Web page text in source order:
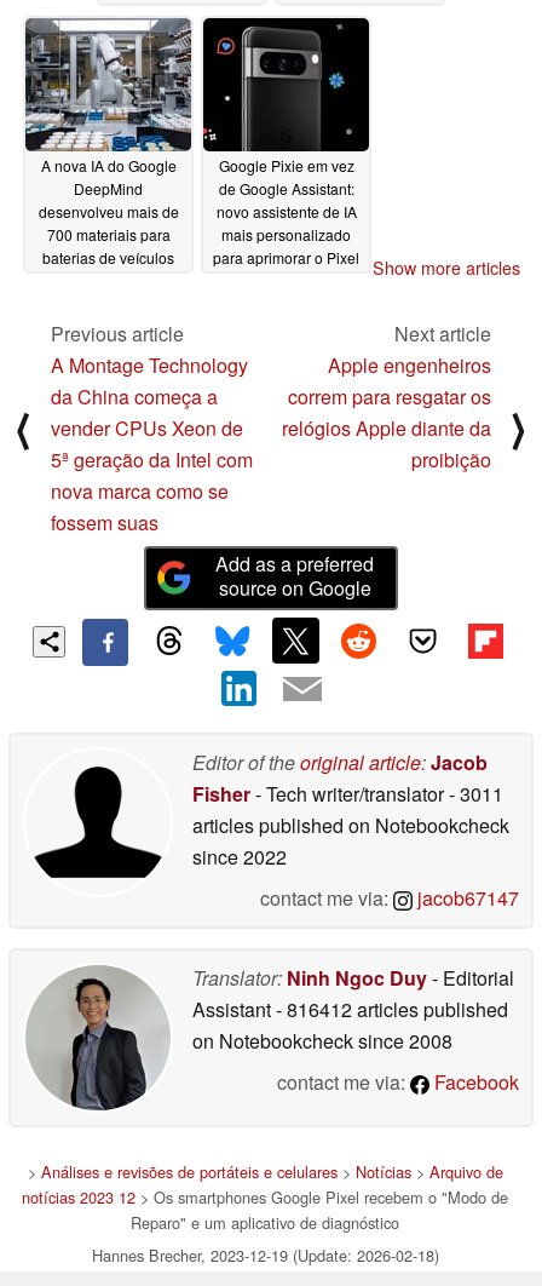
antes
A nova IA do Google
DeepMind
desenvolveu mais de
700 materiais para
baterias de veículos
12/17/2023
Google Pixie em vez
de Google Assistant:
novo assistente de IA
mais personalizado
para aprimorar o Pixel
Show more articles
⟨
Previous article
A Montage Technology
da China começa a
vender CPUs Xeon de
5ª geração da Intel com
nova marca como se
fossem suas
Next article
Apple engenheiros
correm para resgatar os
relógios Apple diante da
proibição
⟩
Add as a preferred
source on Google
Editor of theoriginal article:Jacob
Fisher- Tech writer/translator- 3011
articles published on Notebookcheck
since 2022
contact me via:
jacob67147
Translator: Ninh Ngoc Duy- Editorial
Assistant- 816412 articles published
on Notebookchecksince 2008
contact me via:
Facebook
> Análises e revisões de portáteis e celulares> Notícias> Arquivo de
notícias 2023 12 > Os smartphones Google Pixel recebem o "Modo de
Reparo" e um aplicativo de diagnóstico
Hannes Brecher, 2023-12-19 (Update: 2026-02-18)